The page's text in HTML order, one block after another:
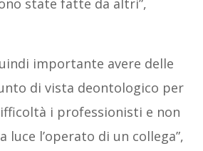
state fatte da altri”,
importante avere delle
di vista deontologico per
i professionisti e non
l’operato di un collega”,